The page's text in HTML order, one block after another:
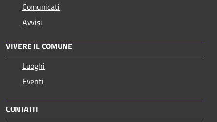
Comunicati
Avvisi
VIVERE IL COMUNE
Luoghi
Eventi
CONTATTI